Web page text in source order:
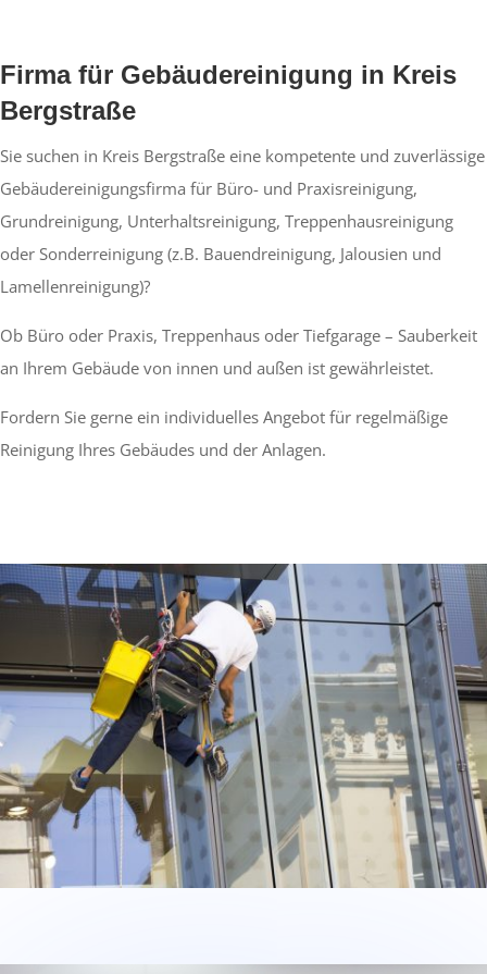
Firma für Gebäudereinigung in Kreis
Bergstraße
Sie suchen in Kreis Bergstraße eine kompetente und zuverlässige
Gebäudereinigungsfirma für Büro- und Praxisreinigung,
Grundreinigung, Unterhaltsreinigung, Treppenhausreinigung
oder Sonderreinigung (z.B. Bauendreinigung, Jalousien und
Lamellenreinigung)?
Ob Büro oder Praxis, Treppenhaus oder Tiefgarage – Sauberkeit
an Ihrem Gebäude von innen und außen ist gewährleistet.
Fordern Sie gerne ein individuelles Angebot für regelmäßige
Reinigung Ihres Gebäudes und der Anlagen.